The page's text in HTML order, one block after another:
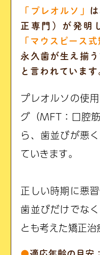
「プレオルソ」
正専門）が発明
「マウスピース式
永久歯が生え揃
と言われています
プレオルソの使
グ（MFT：口腔
ら、歯並びが悪
ていきます。
正しい時期に悪
歯並びだけでな
とも考えた矯正治